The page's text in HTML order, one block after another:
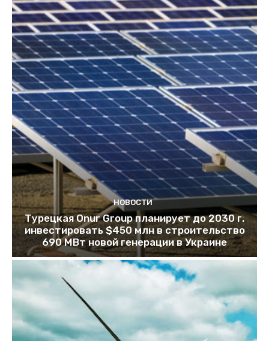
НОВОСТИ
Турецкая Onur Group планирует до 2030 г.
инвестировать $450 млн в строительство
690 МВт новой генерации в Украине